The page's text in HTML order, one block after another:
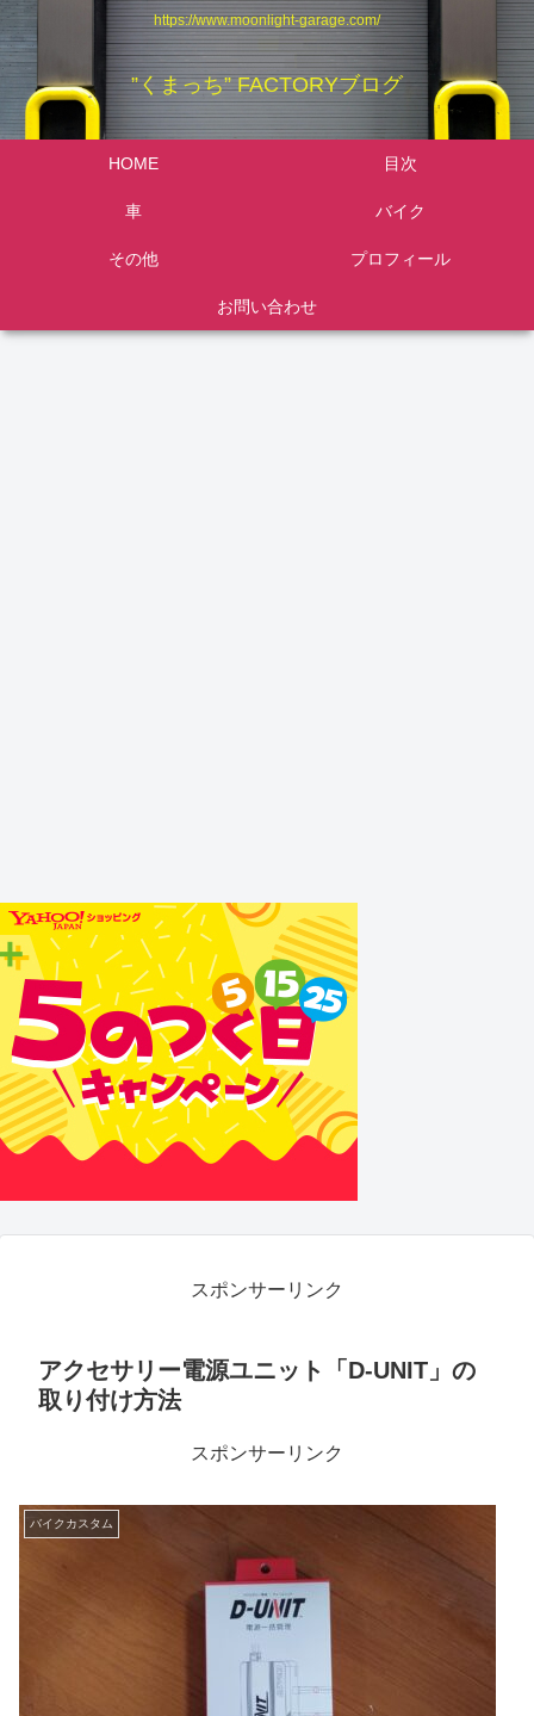
https://www.moonlight-garage.com/
”くまっち” FACTORYブログ
HOME 目次
車 バイク
その他 プロフィール
お問い合わせ
スポンサーリンク
アクセサリー電源ユニット「D-UNIT」の
取り付け方法
スポンサーリンク
バイクカスタム